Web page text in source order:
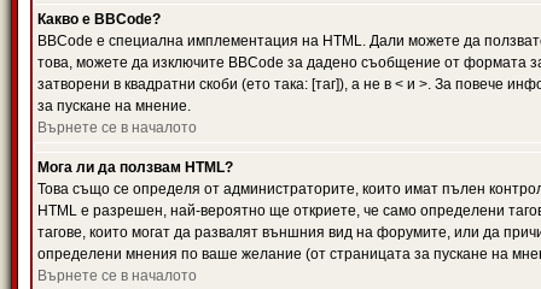
Какво е BBCode?
BBCode е специална имплементация на HTML. Дали можете да
това, можете да изключите BBCode за дадено съобщение от формата
затворени в квадратни скоби (ето така: [таг]), а не в < и >. За повече
за пускане на мнение.
Върнете се в началото
Мога ли да ползвам HTML?
Това също се определя от администраторите, които имат пълен
HTML е разрешен, най-вероятно ще откриете, че само определени
тагове, които могат да развалят външния вид на форумите, или да
определени мнения по ваше желание (от страницата за пускане на
Върнете се в началото